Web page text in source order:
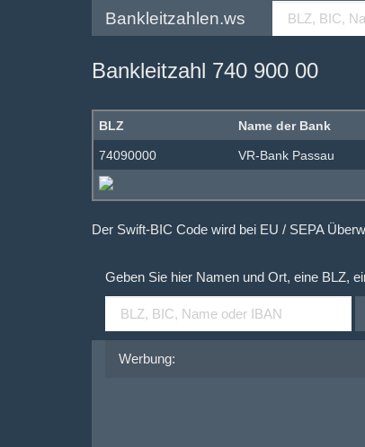
Bankleitzahlen.ws
Bankleitzahl 740 900 00
BLZ Name der Bank
74090000 VR-Bank Passau
Der Swift-BIC Code wird bei EU / SEPA
Geben Sie hier Namen und Ort, eine BLZ,
Werbung: